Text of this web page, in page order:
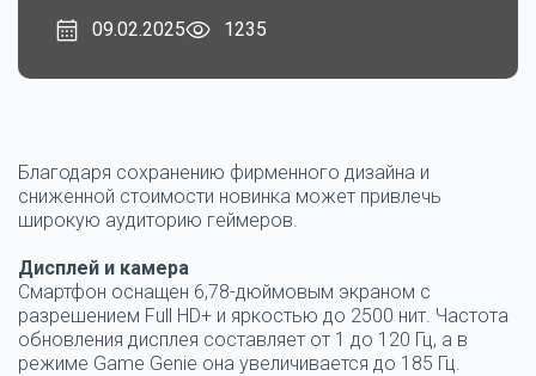
09.02.2025 1235
Благодаря сохранению фирменного дизайна и
сниженной стоимости новинка может привлечь
широкую аудиторию геймеров.
Дисплей и камера
Смартфон оснащен 6,78-дюймовым экраном с
разрешением Full HD+ и яркостью до 2500 нит. Частота
обновления дисплея составляет от 1 до 120 Гц, а в
режиме Game Genie она увеличивается до 185 Гц.